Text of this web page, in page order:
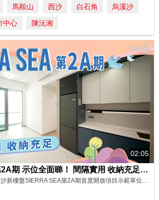
馬鞍山 西沙 白石角
烏溪沙
中心 陳沅湘
02:05
SIERRA SEA 第2A期 示位全面睇！ 間隔實用 收納充足 影片來源: FINANCE 730